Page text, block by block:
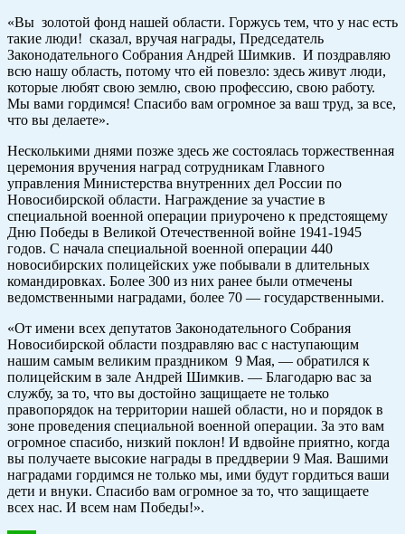
«Вы золотой фонд нашей области. Горжусь тем, что у нас есть
такие люди! сказал, вручая награды, Председатель
Законодательного Собрания Андрей Шимкив. И поздравляю
всю нашу область, потому что ей повезло: здесь живут люди,
которые любят свою землю, свою профессию, свою работу.
Мы вами гордимся! Спасибо вам огромное за ваш труд, за все,
что вы делаете».
Несколькими днями позже здесь же состоялась торжественная
церемония вручения наград сотрудникам Главного
управления Министерства внутренних дел России по
Новосибирской области. Награждение за участие в
специальной военной операции приурочено к предстоящему
Дню Победы в Великой Отечественной войне 1941-1945
годов. С начала специальной военной операции 440
новосибирских полицейских уже побывали в длительных
командировках. Более 300 из них ранее были отмечены
ведомственными наградами, более 70 — государственными.
«От имени всех депутатов Законодательного Собрания
Новосибирской области поздравляю вас с наступающим
нашим самым великим праздником 9 Мая, — обратился к
полицейским в зале Андрей Шимкив. — Благодарю вас за
службу, за то, что вы достойно защищаете не только
правопорядок на территории нашей области, но и порядок в
зоне проведения специальной военной операции. За это вам
огромное спасибо, низкий поклон! И вдвойне приятно, когда
вы получаете высокие награды в преддверии 9 Мая. Вашими
наградами гордимся не только мы, ими будут гордиться ваши
дети и внуки. Спасибо вам огромное за то, что защищаете
всех нас. И всем нам Победы!».